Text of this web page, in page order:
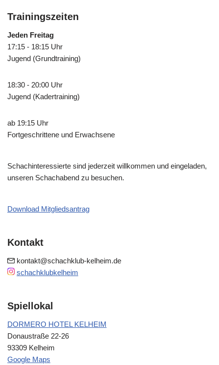
Trainingszeiten
Jeden Freitag
17:15 - 18:15 Uhr
Jugend (Grundtraining)
18:30 - 20:00 Uhr
Jugend (Kadertraining)
ab 19:15 Uhr
Fortgeschrittene und Erwachsene
Schachinteressierte sind jederzeit willkommen und eingeladen,
unseren Schachabend zu besuchen.
Download Mitgliedsantrag
Kontakt
kontakt@schachklub-kelheim.de
schachklubkelheim
Spiellokal
DORMERO HOTEL KELHEIM
Donaustraße 22-26
93309 Kelheim
Google Maps